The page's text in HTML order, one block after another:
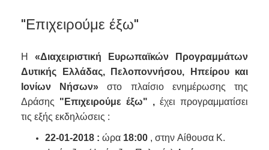
"Επιχειρούμε έξω"
Η «Διαχειριστική Ευρωπαϊκών Προγραμμάτων
Δυτικής Ελλάδας, Πελοποννήσου, Ηπείρου και
Ιονίων Νήσων» στο πλαίσιο ενημέρωσης της
Δράσης "Επιχειρούμε έξω" , έχει προγραμματίσει
τις εξής εκδηλώσεις :
22-01-2018 : ώρα 18:00 , στην Αίθουσα Κ.